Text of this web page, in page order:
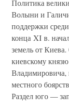
Политика
Волыни и
поддержки
конца XI в.
земель от
киевскому
местного
Раздел юго —